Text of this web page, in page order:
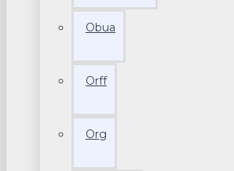
Obua
Orff
Org